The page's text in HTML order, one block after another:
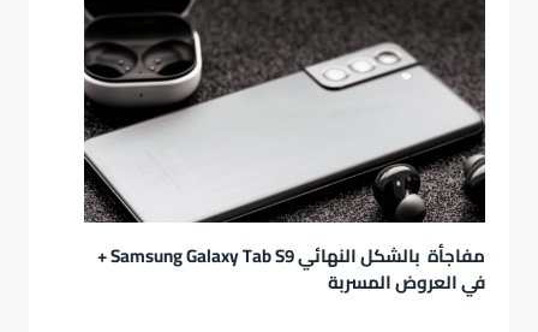
مفاجأة بالشكل النهائي Samsung Galaxy Tab S9 +
في العروض المسربة